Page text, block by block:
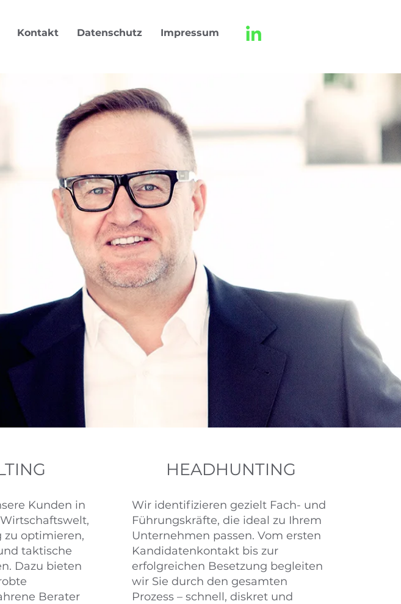
Kontakt Datenschutz Impressum
Kunden in
zu optimieren,
taktische
Dazu bieten
Berater
HEADHUNTING
Wir identifizieren gezielt Fach- und
Führungskräfte, die ideal zu Ihrem
Unternehmen passen. Vom ersten
Kandidatenkontakt bis zur
erfolgreichen Besetzung begleiten
wir Sie durch den gesamten
Prozess – schnell, diskret und